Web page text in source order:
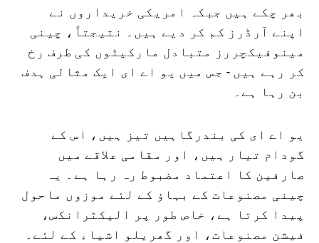
بھر چکے ہیں جبکہ امریکی خریداروں نے
اپنے آرڈرز کم کر دیے ہیں۔ نتیجتاً، چینی
مینوفیکچررز متبادل مارکیٹوں کی طرف رخ
کر رہے ہیں - جس میں یو اے ای ایک مثالی ہدف
بن رہا ہے۔
یو اے ای کی بندرگاہیں تیز ہیں، اس کے
گودام تیار ہیں، اور مقامی علاقے میں
صارفین کا اعتماد مضبوط رہ رہا ہے۔ یہ
چینی مصنوعات کے بہاؤ کے لئے موزوں ماحول
پیدا کرتا ہے، خاص طور پر الیکٹرانکس،
فیشن مصنوعات، اور گھریلو اشیاء کے لئے۔